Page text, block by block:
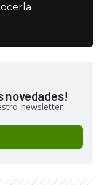
novedades!
newsletter